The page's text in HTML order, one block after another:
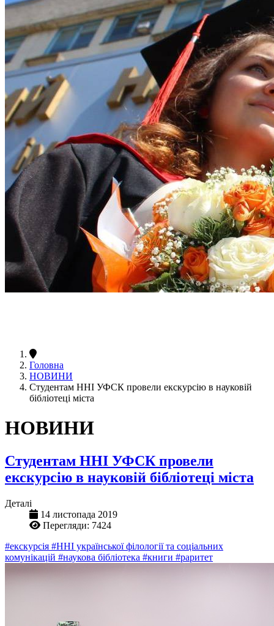
Головна
НОВИНИ
Студентам ННІ УФСК провели екскурсію в науковій
бібліотеці міста
НОВИНИ
Студентам ННІ УФСК провели
екскурсію в науковій бібліотеці міста
Деталі
14 листопада 2019
Перегляди: 7424
#екскурсія #ННІ української філології та соціальних
комунікацій #наукова бібліотека #книги #раритет